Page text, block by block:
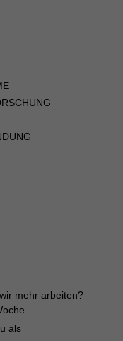
mehr arbeiten?
als